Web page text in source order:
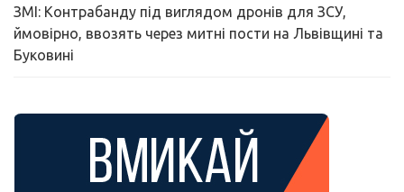
ЗМІ: Контрабанду під виглядом дронів для ЗСУ,
ймовірно, ввозять через митні пости на Львівщині та
Буковині